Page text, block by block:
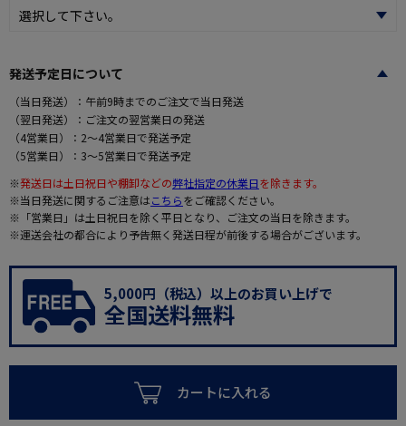
発送予定日について
（当日発送）：午前9時までのご注文で当日発送
（翌日発送）：ご注文の翌営業日の発送
（4営業日）：2～4営業日で発送予定
（5営業日）：3～5営業日で発送予定
※発送日は土日祝日や棚卸などの弊社指定の休業日を除きます。
※当日発送に関するご注意はこちらをご確認ください。
※「営業日」は土日祝日を除く平日となり、ご注文の当日を除きます。
※運送会社の都合により予告無く発送日程が前後する場合がございます。
5,000円（税込）以上のお買い上げで
全国送料無料
カートに入れる